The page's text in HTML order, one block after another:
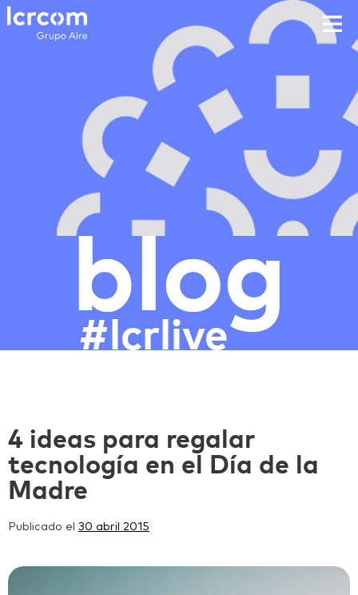
4 ideas para regalar
tecnología en el Día de la
Madre
Publicado el 30 abril 2015